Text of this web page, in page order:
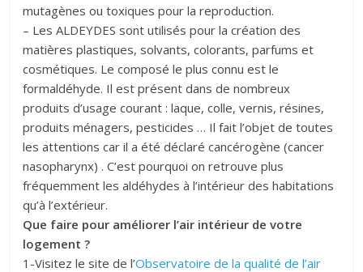
mutagènes ou toxiques pour la reproduction.
– Les ALDEYDES sont utilisés pour la création des
matières plastiques, solvants, colorants, parfums et
cosmétiques. Le composé le plus connu est le
formaldéhyde. Il est présent dans de nombreux
produits d’usage courant : laque, colle, vernis, résines,
produits ménagers, pesticides … Il fait l’objet de toutes
les attentions car il a été déclaré cancérogène (cancer
nasopharynx) . C’est pourquoi on retrouve plus
fréquemment les aldéhydes à l’intérieur des habitations
qu’à l’extérieur.
Que faire pour améliorer l’air intérieur de votre
logement ?
1-Visitez le site de l’Observatoire de la qualité de l’air